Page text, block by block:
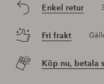
Enkel retur
Fri frakt
Köp nu, betala